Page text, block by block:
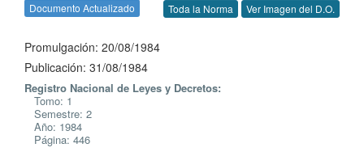
Documento Actualizado Toda la Norma Ver Imagen del D.O.
Promulgación: 20/08/1984
Publicación: 31/08/1984
Registro Nacional de Leyes y Decretos:
Tomo: 1
Semestre: 2
Año: 1984
Página: 446